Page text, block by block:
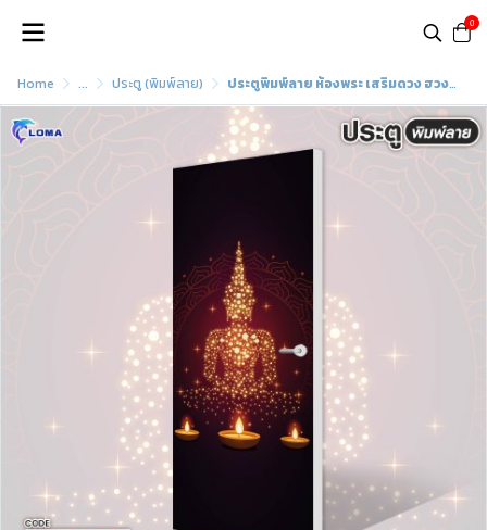
0
Home ... ประตู (พิมพ์ลาย) ประตูพิมพ์ลาย ห้องพระ เสริมดวง ฮวงจุ้ย (แบรนด์ LOMA)